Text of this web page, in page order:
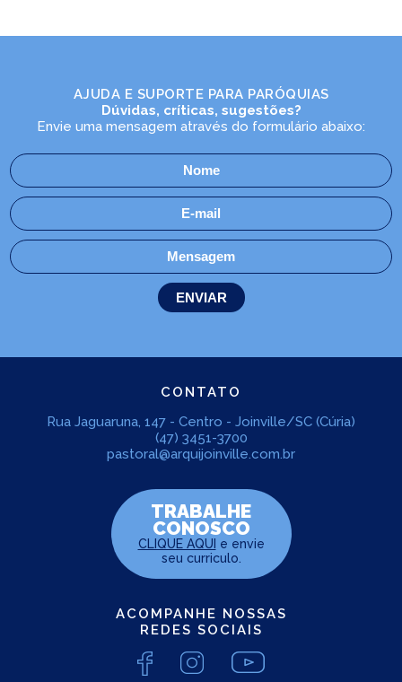
AJUDA E SUPORTE PARA PARÓQUIAS
Dúvidas, críticas, sugestões?
Envie uma mensagem através do formulário abaixo:
CONTATO
Rua Jaguaruna, 147 - Centro - Joinville/SC (Cúria)
(47) 3451-3700
pastoral@arquijoinville.com.br
TRABALHE
CONOSCO
CLIQUE AQUI e envie
seu curriculo.
ACOMPANHE NOSSAS
REDES SOCIAIS